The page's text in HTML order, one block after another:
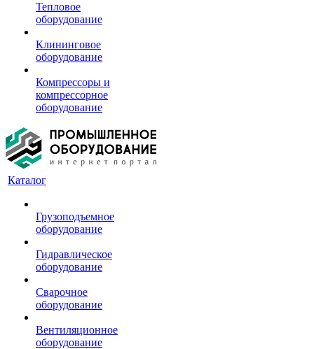
Тепловое
оборудование
Клининговое
оборудование
Компрессоры и
компрессорное
оборудование
Каталог
Грузоподъемное
оборудование
Гидравлическое
оборудование
Сварочное
оборудование
Вентиляционное
оборудование